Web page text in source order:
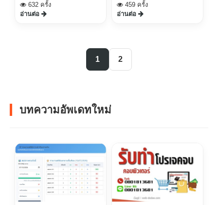
632 ครั้ง
อ่านต่อ
459 ครั้ง
อ่านต่อ
1 2
บทความอัพเดทใหม่